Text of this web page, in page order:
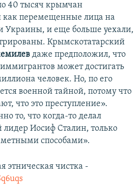
40 тысяч крымчан
как перемещенные лица на
Украины, и еще больше уехали,
Крымскотатарский
даже предположил, что
может достигать
человек. Но, по его
военной тайной, потому что
что это преступление».
то, что когда-то делал
Иосиф Сталин, только
способами».
этническая чистка -